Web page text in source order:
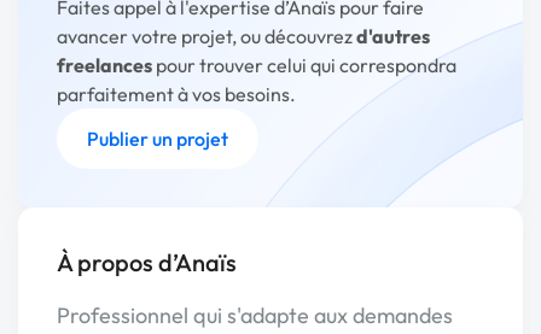
Faites appel à l'expertise d’Anaïs pour faire
avancer votre projet, ou découvrezd'autres
freelances pour trouver celui qui correspondra
parfaitement à vos besoins.
Publier un projet
À propos d’Anaïs
Professionnel qui s'adapte aux demandes